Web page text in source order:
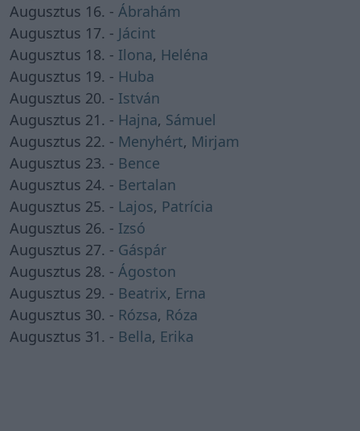
Augusztus 16. - Ábrahám
Augusztus 17. - Jácint
Augusztus 18. - Ilona, Heléna
Augusztus 19. - Huba
Augusztus 20. - István
Augusztus 21. - Hajna, Sámuel
Augusztus 22. - Menyhért, Mirjam
Augusztus 23. - Bence
Augusztus 24. - Bertalan
Augusztus 25. - Lajos, Patrícia
Augusztus 26. - Izsó
Augusztus 27. - Gáspár
Augusztus 28. - Ágoston
Augusztus 29. - Beatrix, Erna
Augusztus 30. - Rózsa, Róza
Augusztus 31. - Bella, Erika